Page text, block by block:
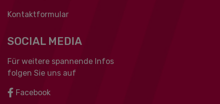
Kontaktformular
SOCIAL MEDIA
Für weitere spannende Infos
folgen Sie uns auf
Facebook